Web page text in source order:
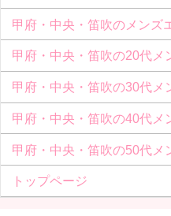
甲府・中央・笛吹のメンズ
甲府・中央・笛吹の20代メ
甲府・中央・笛吹の30代メ
甲府・中央・笛吹の40代メ
甲府・中央・笛吹の50代メ
トップページ